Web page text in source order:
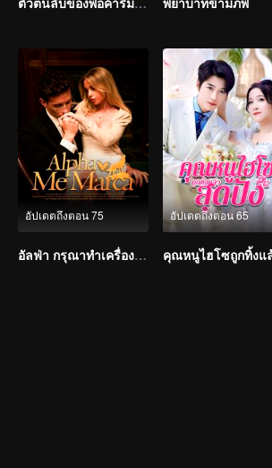
อัปเดตถึงตอน 75
อัลฟ่า กรุณาทำเครื่องหมายฉัน
อัปเดตถึงตอน 65